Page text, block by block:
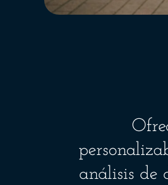
análisis de